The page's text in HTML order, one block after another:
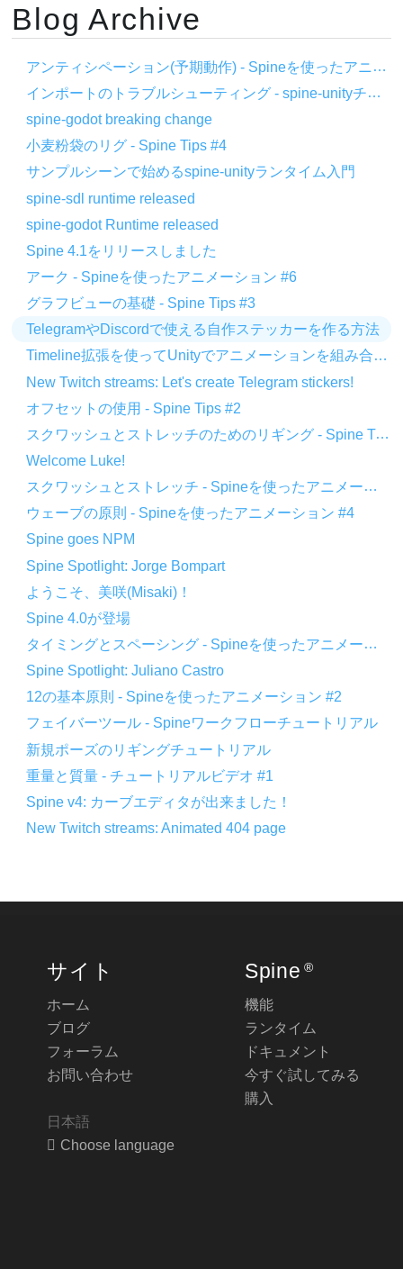
Blog Archive
アンティシペーション(予期動作) - Spineを使ったアニメーション #7
インポートのトラブルシューティング - spine-unityチュートリアル
spine-godot breaking change
小麦粉袋のリグ - Spine Tips #4
サンプルシーンで始めるspine-unityランタイム入門
spine-sdl runtime released
spine-godot Runtime released
Spine 4.1をリリースしました
アーク - Spineを使ったアニメーション #6
グラフビューの基礎 - Spine Tips #3
TelegramやDiscordで使える自作ステッカーを作る方法
Timeline拡張を使ってUnityでアニメーションを組み合わせる
New Twitch streams: Let's create Telegram stickers!
オフセットの使用 - Spine Tips #2
スクワッシュとストレッチのためのリギング - Spine Tips #1
Welcome Luke!
スクワッシュとストレッチ - Spineを使ったアニメーション #5
ウェーブの原則 - Spineを使ったアニメーション #4
Spine goes NPM
Spine Spotlight: Jorge Bompart
ようこそ、美咲(Misaki)！
Spine 4.0が登場
タイミングとスペーシング - Spineを使ったアニメーション #3
Spine Spotlight: Juliano Castro
12の基本原則 - Spineを使ったアニメーション #2
フェイバーツール - Spineワークフローチュートリアル
新規ポーズのリギングチュートリアル
重量と質量 - チュートリアルビデオ #1
Spine v4: カーブエディタが出来ました！
New Twitch streams: Animated 404 page
サイト
ホーム
ブログ
フォーラム
お問い合わせ
日本語
Choose language
Spine ®
機能
ランタイム
ドキュメント
今すぐ試してみる
購入